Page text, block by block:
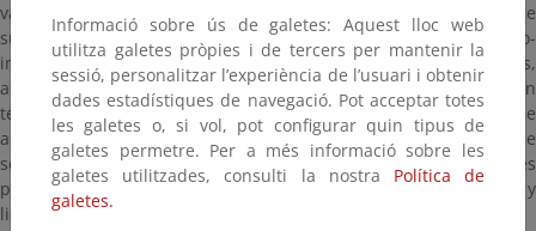
vasija. El fruto es una baya carnosa de hasta 3 cm de diámetro, de
superficie granular y color rojo anaranjado que madura en otoño-
invierno. Se desarrolla formando parte de encinares, quejigares,
alcornocales, bosques mixtos y desfiladeros fluviales, incluso en
terrenos rocosos, desde el nivel del mar hasta los 1.000 metros de
altitud. El fruto, también llamado madroño, es comestible, aunque
se debe consumir con moderación porque en grandes cantidades
puede resultar indigesto. Con ellos se preparan mermeladas y
licores.
Informació sobre ús de galetes: Aquest lloc web
utilitza galetes pròpies i de tercers per mantenir la
sessió, personalitzar l’experiència de l’usuari i obtenir
dades estadístiques de navegació. Pot acceptar totes
les galetes o, si vol, pot configurar quin tipus de
galetes permetre. Per a més informació sobre les
galetes utilitzades, consulti la nostra Política de
galetes.